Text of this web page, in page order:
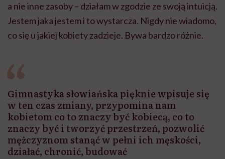
a nie inne zasoby – działam w zgodzie ze swoją intuicją.
Jestem jaka jestem i to wystarcza. Nigdy nie wiadomo,
co się u jakiej kobiety zadzieje. Bywa bardzo różnie.
Gimnastyka słowiańska pięknie wpisuje się
w ten czas zmiany, przypomina nam
kobietom co to znaczy być kobiecą, co to
znaczy być i tworzyć przestrzeń, pozwolić
mężczyznom stanąć w pełni ich męskości,
działać, chronić, budować